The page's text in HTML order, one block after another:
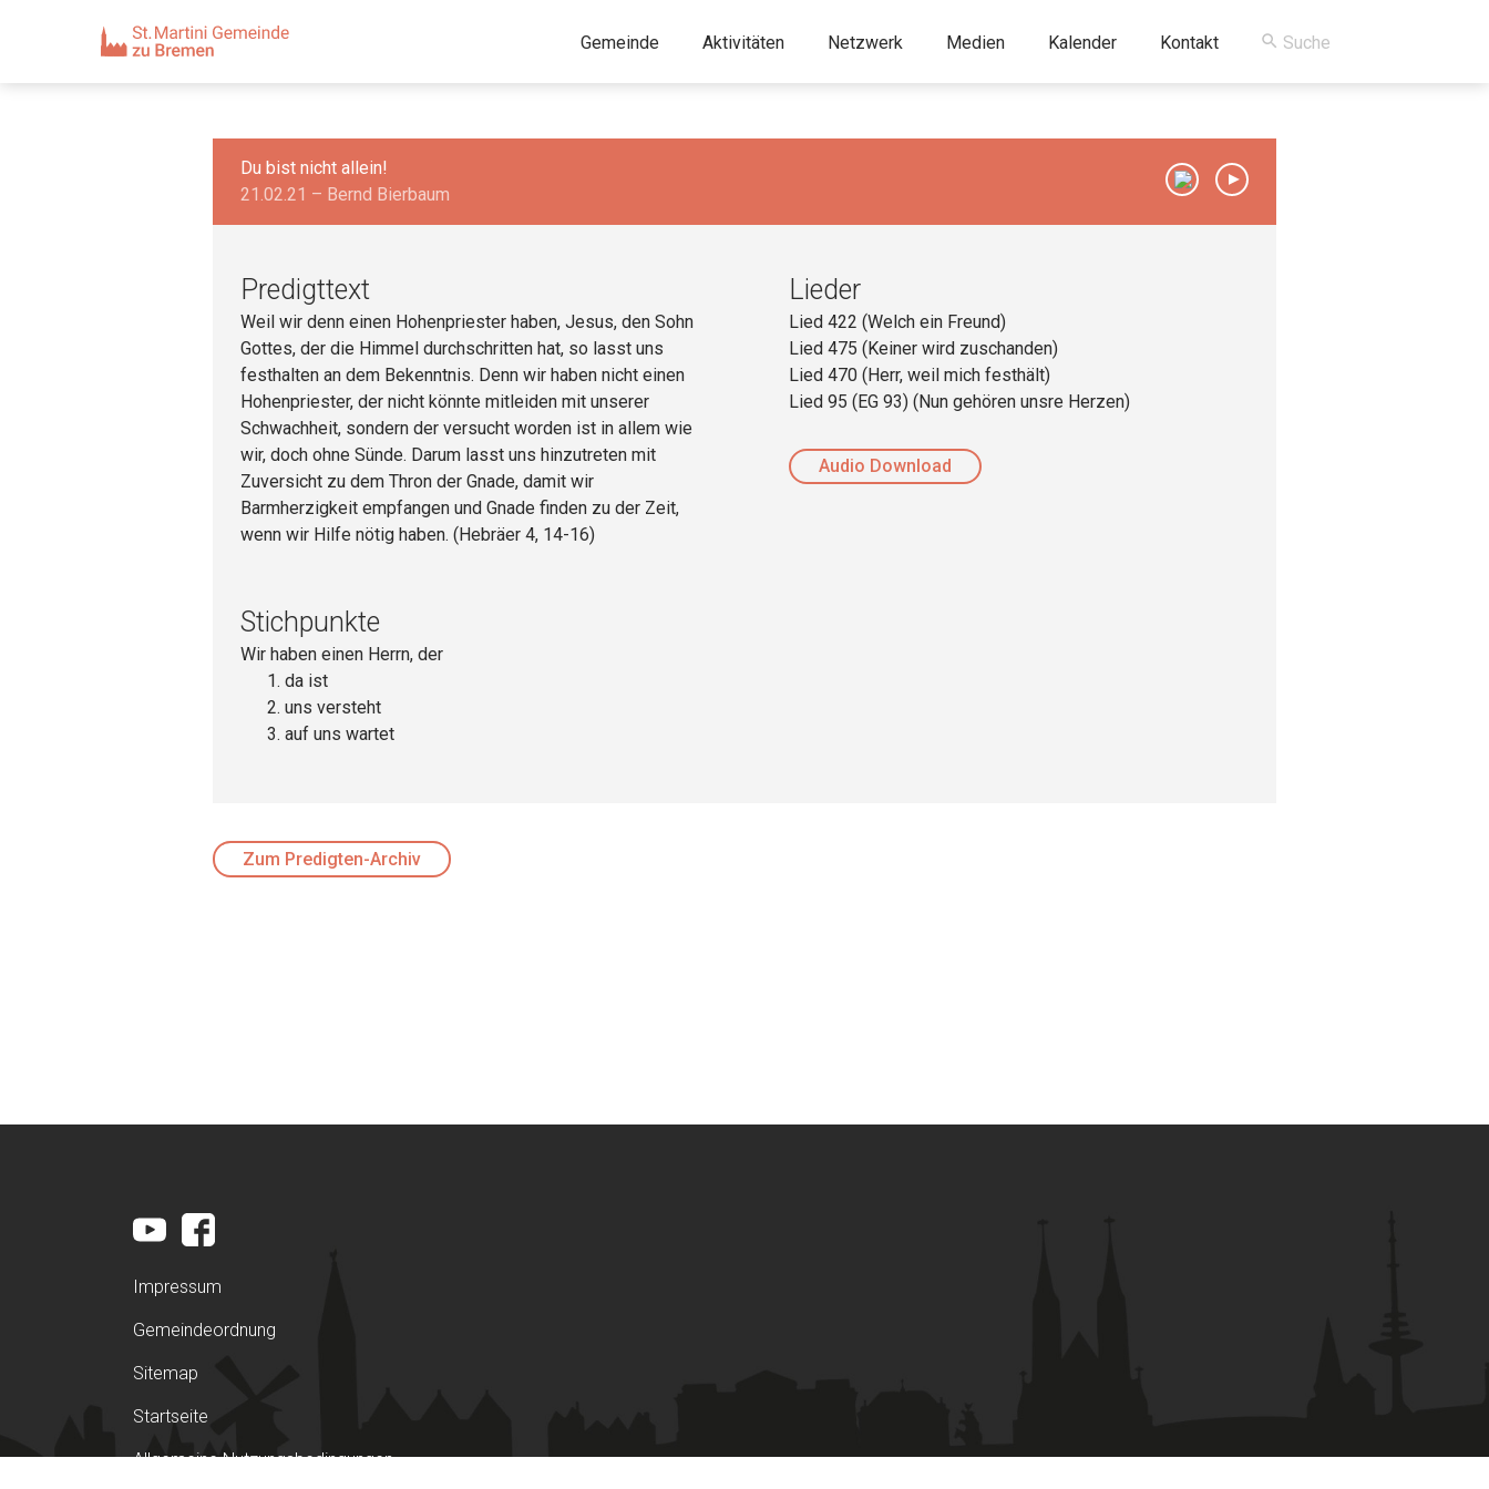
Gemeinde Aktivitäten Netzwerk Medien Kalender Kontakt
Du bist nicht allein!
21.02.21 – Bernd Bierbaum
Predigttext
Weil wir denn einen Hohenpriester haben, Jesus, den Sohn
Gottes, der die Himmel durchschritten hat, so lasst uns
festhalten an dem Bekenntnis. Denn wir haben nicht einen
Hohenpriester, der nicht könnte mitleiden mit unserer
Schwachheit, sondern der versucht worden ist in allem wie
wir, doch ohne Sünde. Darum lasst uns hinzutreten mit
Zuversicht zu dem Thron der Gnade, damit wir
Barmherzigkeit empfangen und Gnade finden zu der Zeit,
wenn wir Hilfe nötig haben. (Hebräer 4, 14-16)
Stichpunkte
Wir haben einen Herrn, der
da ist
uns versteht
auf uns wartet
Lieder
Lied 422 (Welch ein Freund)
Lied 475 (Keiner wird zuschanden)
Lied 470 (Herr, weil mich festhält)
Lied 95 (EG 93) (Nun gehören unsre Herzen)
Audio Download
Zum Predigten-Archiv
Impressum
Gemeindeordnung
Sitemap
Startseite
Allgemeine Nutzungsbedingungen